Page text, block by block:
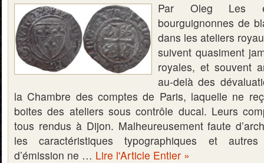
Par Oleg Les
bourguignonnes de
dans les ateliers
suivent quasiment
royales, et souvent
au-delà des
la Chambre des comptes de Paris, laquelle ne
boites des ateliers sous contrôle ducal. Leurs
tous rendus à Dijon. Malheureusement faute
les caractéristiques typographiques et
d’émission ne … Lire l'Article Entier »